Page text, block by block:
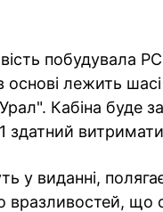
побудувала
основі лежить
Кабіна буде
витримати
у виданні,
вразливостей,